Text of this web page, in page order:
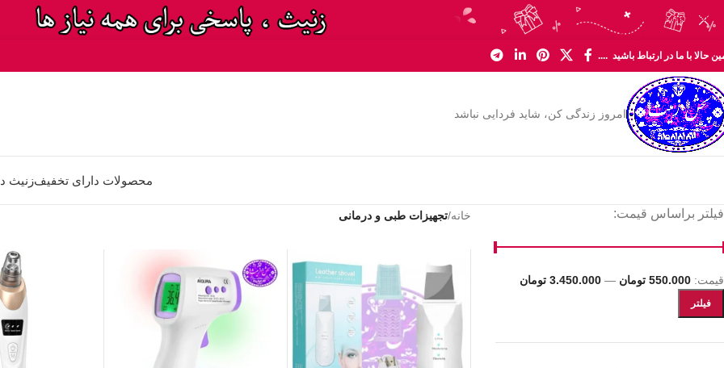
Skip to navigation
Skip to main content
حالا با ما در ارتباط باشید ....
امروز زندگی کن، شاید فردایی نباشد
محصولات دارای تخفیفزنیث
فیلتر براساس قیمت:
فیلتر
قیمت: 550.000 تومان — 3.450.000 تومان
خانه/تجهیزات طبی و درمانی